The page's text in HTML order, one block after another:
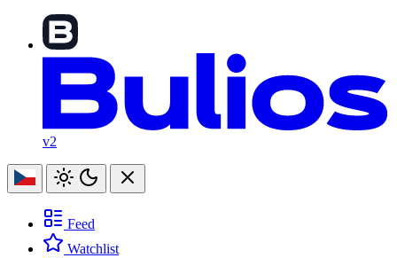
v2
Feed
Watchlist